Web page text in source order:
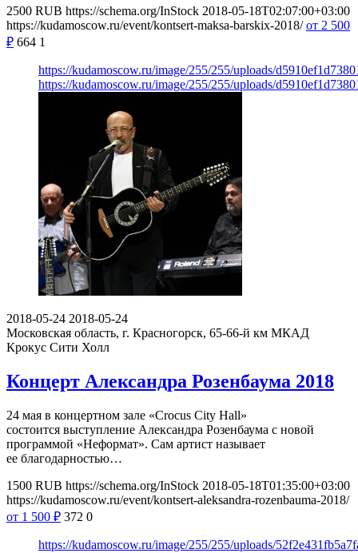
2500 RUB https://schema.org/InStock 2018-05-18T02:07:00+03:00
https://kudamoscow.ru/event/kontsert-maksa-barskix-2018/ от 2 500
₽ 664 1
https://kudamoscow.ru/image/255/255/uploads/
https://kudamoscow.ru/image/255/255/uploads/
2018-05-24 2018-05-24
Московская область, г. Красногорск, 65-66-й км МКАД
Крокус Сити Холл
Концерт Александра Розенбаума 2018
24 мая в концертном зале «Crocus City Hall»
состоится выступление Александра Розенбаума с новой
программой «Неформат». Сам артист называет
ее благодарностью…
1500 RUB https://schema.org/InStock 2018-05-18T01:35:00+03:00
https://kudamoscow.ru/event/kontsert-aleksandra-rozenbauma-2018/
от 1 500 ₽ 372 0
https://kudamoscow.ru/image/255/255/uploads/